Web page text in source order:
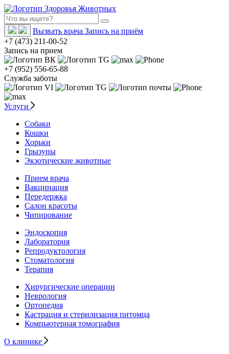
Вызвать врача Запись на приём
+7 (473) 211-00-52
Запись на прием
+7 (952) 556-65-88
Служба заботы
Услуги
Собаки
Кошки
Хорьки
Грызуны
Экзотические животные
Прием врача
Вакцинация
Передержка
Салон красоты
Чипирование
Эндоскопия
Лаборатория
Репродуктология
Стоматология
Терапия
Хирургические операции
Неврология
Ортопедия
Кастрация и стерилизация питомца
Компьютерная томография
О клинике